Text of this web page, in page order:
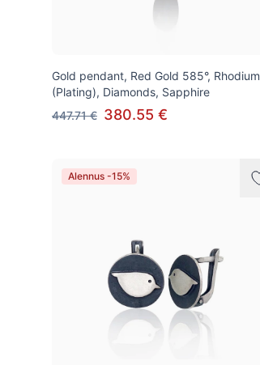
Gold pendant, Red Gold 585°, Rhodium
(Plating), Diamonds, Sapphire
447.71 € 380.55 €
Alennus -15%